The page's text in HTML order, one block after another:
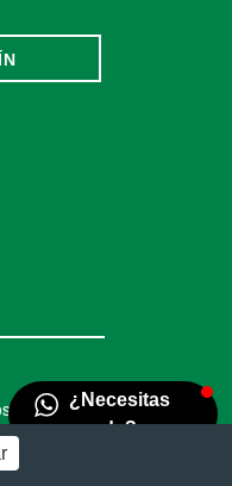
reservados.